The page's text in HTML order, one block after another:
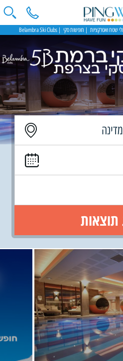
שטח ואטרקציות חופשות סקי Belambra Ski Clubs